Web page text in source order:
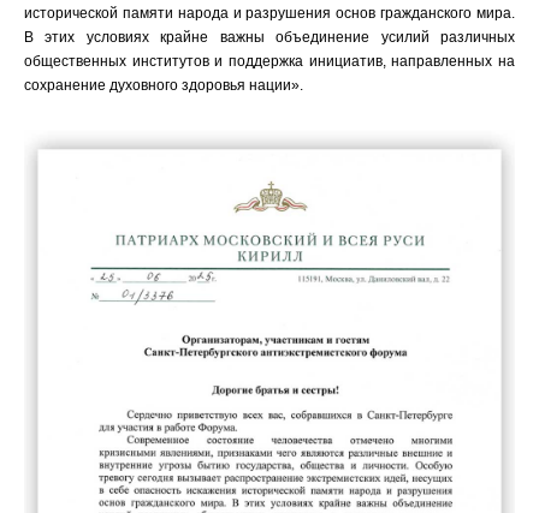
исторической памяти народа и разрушения основ гражданского мира.
В этих условиях крайне важны объединение усилий различных
общественных институтов и поддержка инициатив, направленных на
сохранение духовного здоровья нации».